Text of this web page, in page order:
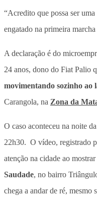
“Acredito que possa ser uma
engatado na primeira
A declaração é do
24 anos, dono do Fiat Palio
movimentando sozinho ao
Carangola, na Zona da
O caso aconteceu na noite
22h30. O vídeo, registrado
atenção na cidade ao
Saudade, no bairro
chega a andar de ré, mesmo